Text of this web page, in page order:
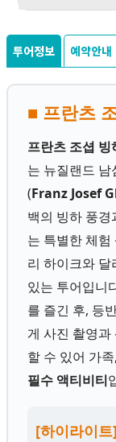
투어정보 예약안내
■ 프란츠
프란츠 조셥
는 뉴질랜드
(Franz Josef
백의 빙하 풍
는 특별한 체
리 하이크와
있는 투어입니
를 즐긴 후, 등
게 사진 촬영
할 수 있어 가
필수 액티비티
[하이라이트]